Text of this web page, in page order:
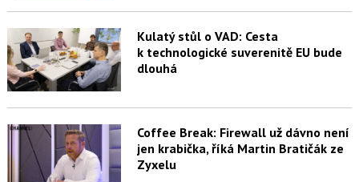
Kulatý stůl o VAD: Cesta
k technologické suverenitě EU bude
dlouhá
Coffee Break: Firewall už dávno není
jen krabička, říká Martin Bratičák ze
Zyxelu